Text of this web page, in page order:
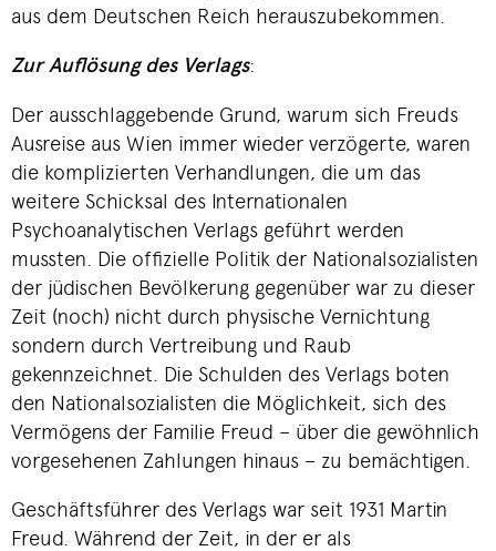
aus dem Deutschen Reich herauszubekommen.
Zur Auflösung des Verlags:
Der ausschlaggebende Grund, warum sich Freuds
Ausreise aus Wien immer wieder verzögerte, waren
die komplizierten Verhandlungen, die um das
weitere Schicksal des Internationalen
Psychoanalytischen Verlags geführt werden
mussten. Die offizielle Politik der Nationalsozialisten
der jüdischen Bevölkerung gegenüber war zu dieser
Zeit (noch) nicht durch physische Vernichtung
sondern durch Vertreibung und Raub
gekennzeichnet. Die Schulden des Verlags boten
den Nationalsozialisten die Möglichkeit, sich des
Vermögens der Familie Freud – über die gewöhnlich
vorgesehenen Zahlungen hinaus – zu bemächtigen.
Geschäftsführer des Verlags war seit 1931 Martin
Freud. Während der Zeit, in der er als